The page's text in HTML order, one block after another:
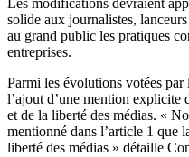
Les modifications devraient
solide aux journalistes,
au grand public les pratiques
entreprises.
Parmi les évolutions votées
l’ajout d’une mention explicite
et de la liberté des médias. «
mentionné dans l’article 1 que
liberté des médias » détaille